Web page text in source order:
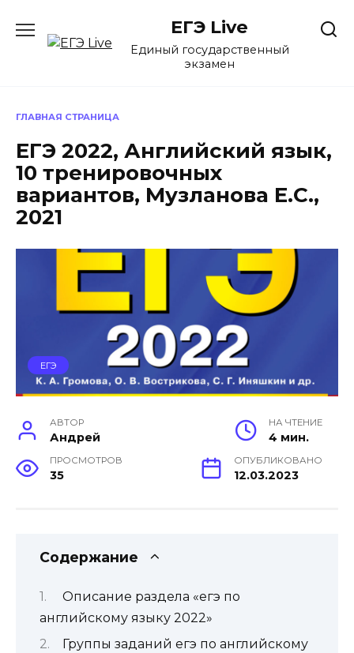
содержанию
ЕГЭ Live
Единый государственный
экзамен
ГЛАВНАЯ СТРАНИЦА
ЕГЭ 2022, Английский язык,
10 тренировочных
вариантов, Музланова Е.С.,
2021
ЕГЭ
АВТОР
Андрей
НА ЧТЕНИЕ
4 мин.
ПРОСМОТРОВ
35
ОПУБЛИКОВАНО
12.03.2023
Содержание
Описание раздела «егэ по
английскому языку 2022»
Группы заданий егэ по английскому